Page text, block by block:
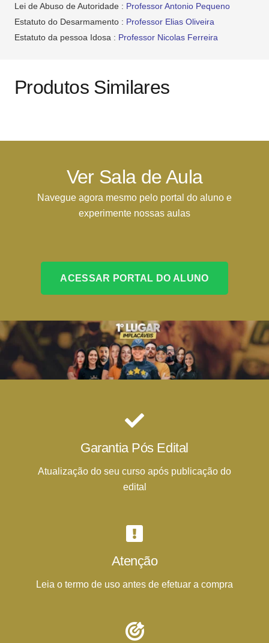
Lei de Abuso de Autoridade : Professor Antonio Pequeno
Estatuto do Desarmamento : Professor Elias Oliveira
Estatuto da pessoa Idosa : Professor Nicolas Ferreira
Produtos Similares
Ver Sala de Aula
Navegue agora mesmo pelo portal do aluno e
experimente nossas aulas
ACESSAR PORTAL DO ALUNO
Garantia Pós Edital
Atualização do seu curso após publicação do
edital
Atenção
Leia o termo de uso antes de efetuar a compra